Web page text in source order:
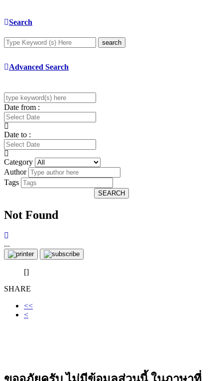
Search
search
Advanced Search
Date from :
Date to :
Category
Author
Tags
SEARCH
Not Found
...
[]
SHARE
<<
<